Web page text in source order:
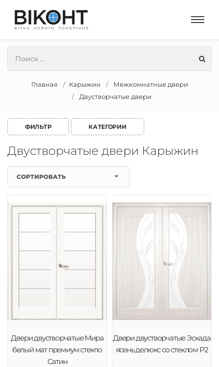
Главная Карыжин
Межкомнатные двери
Двустворчатые двери
ФИЛЬТР КАТЕГОРИИ
Двустворчатые двери Карыжин
СОРТИРОВАТЬ
Двери двустворчатые Мира
белый мат премиум стекло
Сатин
Двери двустворчатые Эскада
ясень делюкс со стеклом Р2